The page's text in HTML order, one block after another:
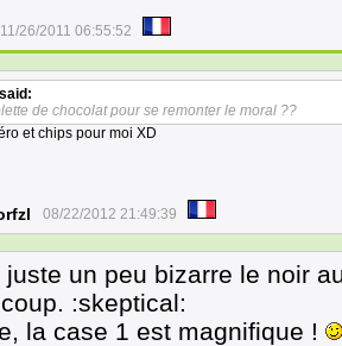
11/26/2011 06:55:52
said:
de chocolat pour se remonter le moral ??
et chips pour moi XD
08/22/2012 21:49:39
un peu bizarre le noir
:skeptical:
la case 1 est magnifique !